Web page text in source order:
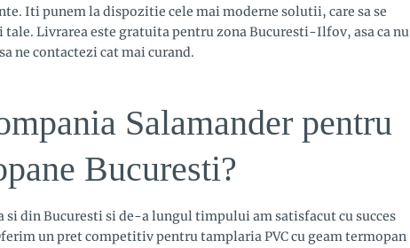
Iti punem la dispozitie cele mai moderne solutii, care sa se
Livrarea este gratuita pentru zona Bucuresti-Ilfov, asa ca nu
ne contactezi cat mai curand.
Salamander pentru
Bucuresti?
si din Bucuresti si de-a lungul timpului am satisfacut cu succes
un pret competitiv pentru tamplaria PVC cu geam termopan